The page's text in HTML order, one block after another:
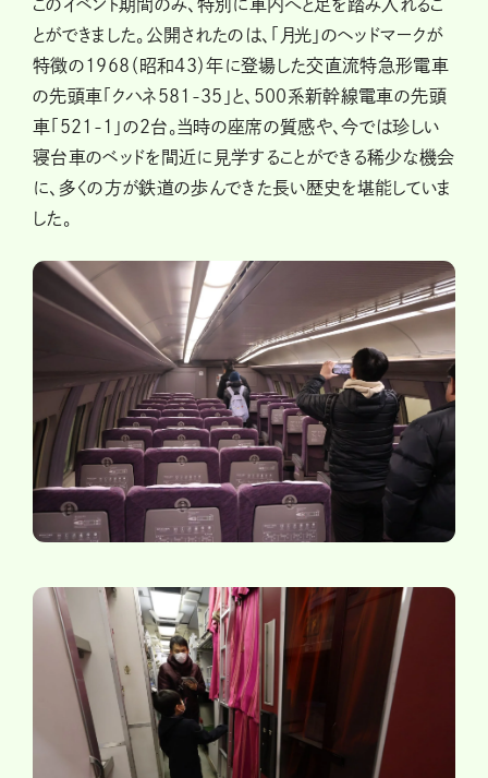
このイベント期間のみ、特別に車内へと足を踏み入れるこ
とができました。公開されたのは、「月光」のヘッドマークが
特徴の1968（昭和43）年に登場した交直流特急形電車
の先頭車「クハネ581-35」と、500系新幹線電車の先頭
車「521-1」の2台。当時の座席の質感や、今では珍しい
寝台車のベッドを間近に見学することができる稀少な機会
に、多くの方が鉄道の歩んできた長い歴史を堪能していま
した。